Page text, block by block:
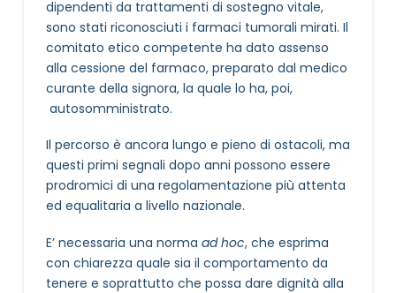
dipendenti da trattamenti di sostegno vitale,
sono stati riconosciuti i farmaci tumorali mirati. Il
comitato etico competente ha dato assenso
alla cessione del farmaco, preparato dal medico
curante della signora, la quale lo ha, poi,
autosomministrato.
Il percorso è ancora lungo e pieno di ostacoli, ma
questi primi segnali dopo anni possono essere
prodromici di una regolamentazione più attenta
ed equalitaria a livello nazionale.
E’ necessaria una norma ad hoc, che esprima
con chiarezza quale sia il comportamento da
tenere e soprattutto che possa dare dignità alla